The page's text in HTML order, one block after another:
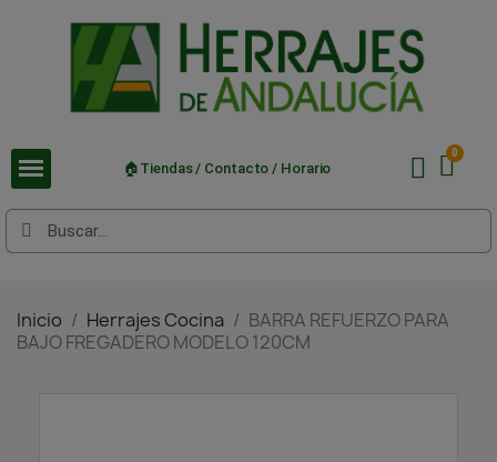
🏠Tiendas / Contacto / Horario
Inicio Herrajes Cocina
BARRA REFUERZO PARA
BAJO FREGADERO MODELO 120CM